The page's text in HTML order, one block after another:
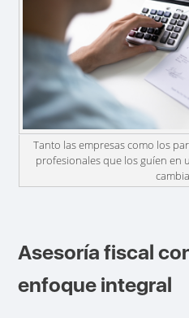
Tanto las empresas como los
profesionales que los guíen en
Asesoría fiscal
enfoque integral